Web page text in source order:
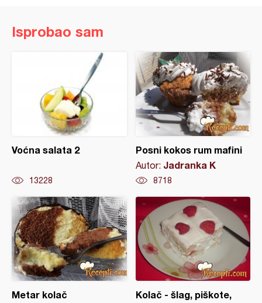
Isprobao sam
Voćna salata 2
13228
Posni kokos rum mafini
Autor: Jadranka K
8718
Metar kolač
Kolač - šlag, piškote,